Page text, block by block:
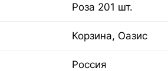
Роза 201 шт.
Корзина, Оазис
Россия